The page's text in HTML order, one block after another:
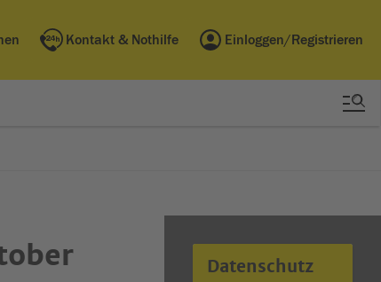
Kontakt & Nothilfe Einloggen/Registrieren
Datenschutz